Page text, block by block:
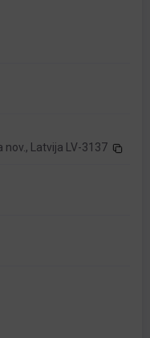
nov., Latvija LV-3137